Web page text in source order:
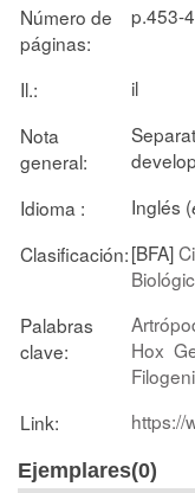
Número de
páginas:
p.453-
Il.:
il
Nota
general:
Idioma :
Inglés (
Clasificación:[BFA]
Palabras
clave:
Hox
Link:
https://
Ejemplares(0)